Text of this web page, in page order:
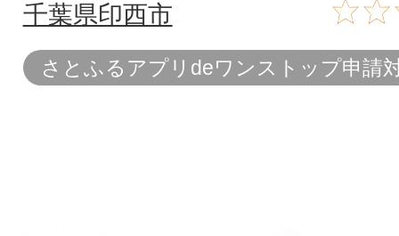
千葉県印西市
さとふるアプリdeワンストップ申請